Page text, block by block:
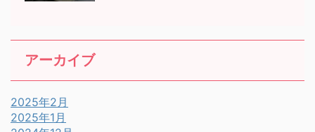
アーカイブ
2025年2月
2025年1月